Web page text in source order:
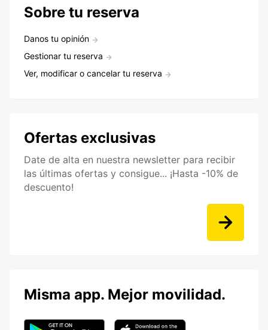
Sobre tu reserva
Danos tu opinión
Gestionar tu reserva
Ver, modificar o cancelar tu reserva
Ofertas exclusivas
Date de alta en nuestra newsletter para recibir
las últimas ofertas y consigue... ¡Hasta -10% de
descuento!
Misma app. Mejor movilidad.